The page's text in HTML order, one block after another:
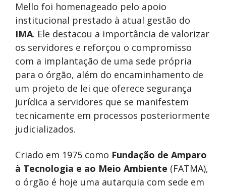
Mello foi homenageado pelo apoio
institucional prestado à atual gestão do
IMA. Ele destacou a importância de valorizar
os servidores e reforçou o compromisso
com a implantação de uma sede própria
para o órgão, além do encaminhamento de
um projeto de lei que oferece segurança
jurídica a servidores que se manifestem
tecnicamente em processos posteriormente
judicializados.
Criado em 1975 como Fundação de Amparo
à Tecnologia e ao Meio Ambiente (FATMA),
o órgão é hoje uma autarquia com sede em